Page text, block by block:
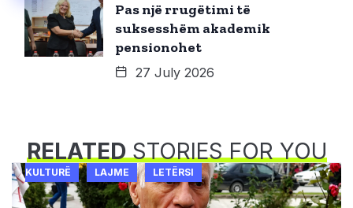
Pas një rrugëtimi të
suksesshëm akademik
pensionohet
27 July 2026
RELATEDSTORIES FOR YOU
KULTURË LAJME LETËRSI